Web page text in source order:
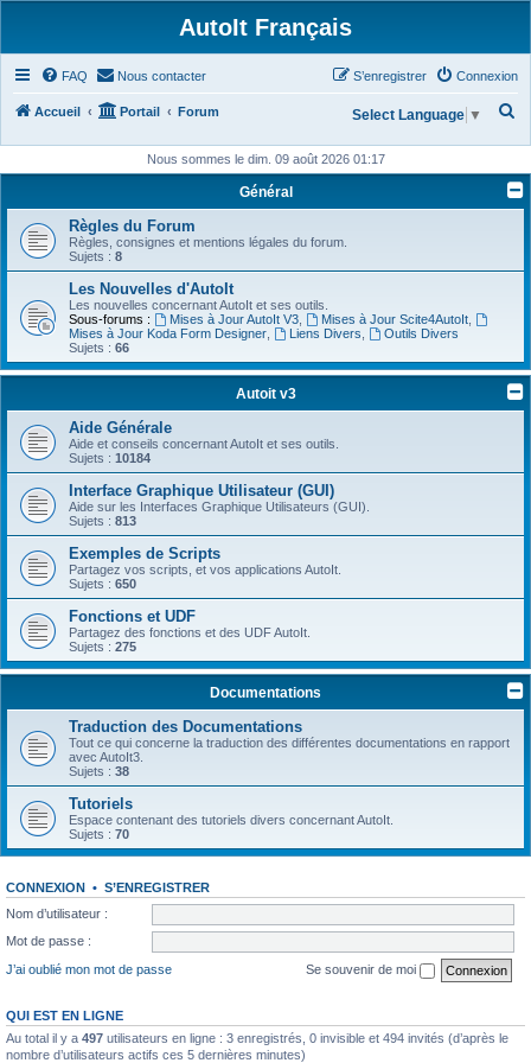
AutoIt Français
FAQ Nous contacter Connexion
S’enregistrer
Accueil Portail Forum
h
r
Select Language ▼
Nous sommes le dim. 09 août 2026 01:17
Général
Règles du Forum
Règles, consignes et mentions légales du forum.
Sujets : 8
Les Nouvelles d'AutoIt
Les nouvelles concernant AutoIt et ses outils.
Sous-forums :
Mises à Jour AutoIt V3, Mises à Jour Scite4AutoIt,
Mises à Jour Koda Form Designer
Liens Divers
Outils Divers
Sujets : 66
Autoit v3
Aide Générale
Aide et conseils concernant AutoIt et ses outils.
Sujets : 10184
Interface Graphique Utilisateur (GUI)
Aide sur les Interfaces Graphique Utilisateurs (GUI).
Sujets : 813
Exemples de Scripts
Partagez vos scripts, et vos applications AutoIt.
Sujets : 650
Fonctions et UDF
Partagez des fonctions et des UDF AutoIt.
Sujets : 275
Documentations
Traduction des Documentations
Tout ce qui concerne la traduction des différentes documentations en rapport
avec AutoIt3.
Sujets : 38
Tutoriels
Espace contenant des tutoriels divers concernant AutoIt.
Sujets : 70
CONNEXION • S’ENREGISTRER
Nom d’utilisateur :
Mot de passe :
J’ai oublié mon mot de passe
Se souvenir de moi
QUI EST EN LIGNE
Au total il y a 497 utilisateurs en ligne : 3 enregistrés, 0 invisible et 494 invités (d’après le
nombre d’utilisateurs actifs ces 5 dernières minutes)